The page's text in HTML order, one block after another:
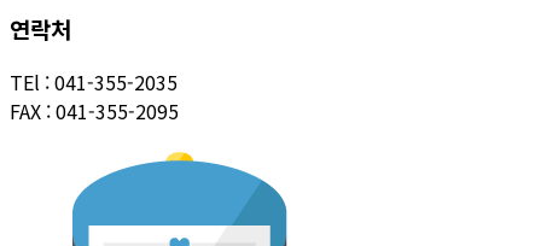
연락처
TEl : 041-355-2035
FAX : 041-355-2095